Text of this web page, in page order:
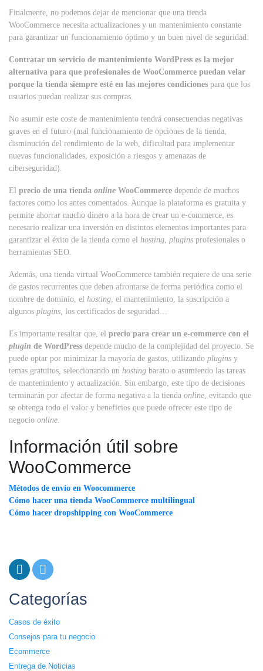
Finalmente, no podemos dejar de mencionar que una tienda
WooCommerce necesita actualizaciones y un mantenimiento constante
para garantizar un funcionamiento óptimo y un buen nivel de seguridad.
Contratar un servicio de mantenimiento WordPress es la mejor
alternativa para que profesionales de WooCommerce puedan velar
porque la tienda siempre esté en las mejores condiciones para que los
usuarios puedan realizar sus compras.
No asumir este coste de mantenimiento tendrá consecuencias negativas
graves en el futuro (mal funcionamiento de opciones de la tienda,
disminución del rendimiento de la web, dificultad para implementar
nuevas funcionalidades, exposición a riesgos y amenazas de
ciberseguridad).
El precio de una tienda online WooCommerce depende de muchos
factores como los antes comentados. Aunque la plataforma es gratuita y
permite ahorrar mucho dinero a la hora de crear un e-commerce, es
necesario realizar una inversión en distintos elementos importantes para
garantizar el éxito de la tienda como el hosting plugins profesionales o
herramientas SEO.
Además, una tienda virtual WooCommerce también requiere de una serie
de gastos recurrentes que deben afrontarse de forma periódica como el
nombre de dominio, el hosting , el mantenimiento, la suscripción a
algunos plugins , los certificados de seguridad…
Es importante resaltar que, el precio para crear un e-commerce con el
plugin de WordPress depende mucho de la complejidad del proyecto. Se
puede optar por minimizar la mayoría de gastos, utilizando plugins y
temas gratuitos, seleccionando un hosting barato o asumiendo las tareas
de mantenimiento y actualización. Sin embargo, este tipo de decisiones
terminarán por afectar de forma negativa a la tienda online , evitando que
se obtenga todo el valor y beneficios que puede ofrecer este tipo de
negocio online
Información útil sobre
WooCommerce
Métodos de envío en Woocommerce
Cómo hacer una tienda WooCommerce multilingual
Cómo hacer dropshipping con WooCommerce
Categorías
Casos de éxito
Consejos para tu negocio
Ecommerce
Entrega de Noticias